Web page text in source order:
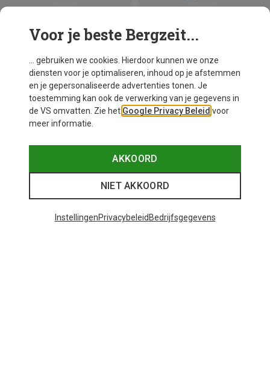
Je bespaart 53% Je bespaart 36%
Voor je beste Bergzeit...
... gebruiken we cookies. Hierdoor kunnen we onze
diensten voor je optimaliseren, inhoud op je afstemmen
en je gepersonaliseerde advertenties tonen. Je
toestemming kan ook de verwerking van je gegevens in
de VS omvatten. Zie het Google Privacy Beleid voor
meer informatie.
AKKOORD
NIET AKKOORD
InstellingenPrivacybeleid Bedrijfsgegevens